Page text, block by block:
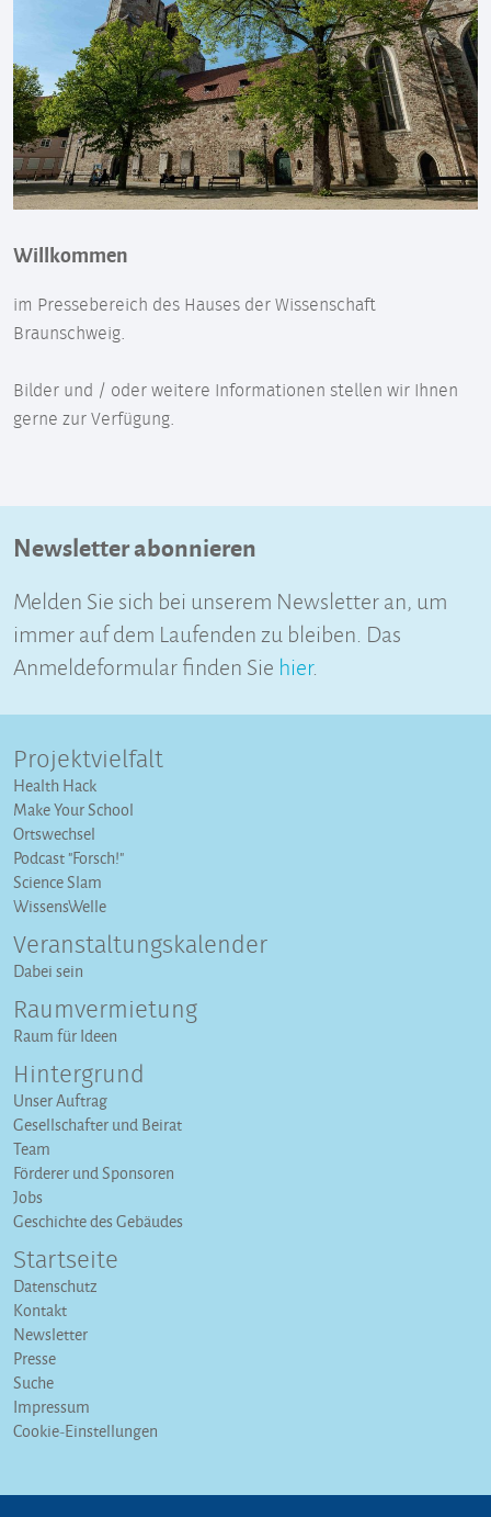
Willkommen
im Pressebereich des Hauses der Wissenschaft
Braunschweig.
Bilder und / oder weitere Informationen stellen wir Ihnen
gerne zur Verfügung.
Newsletter abonnieren
Melden Sie sich bei unserem Newsletter an, um
immer auf dem Laufenden zu bleiben. Das
Anmeldeformular finden Sie hier.
Projektvielfalt
Health Hack
Make Your School
Ortswechsel
Podcast "Forsch!"
Science Slam
WissensWelle
Veranstaltungs­kalender
Dabei sein
Raumvermietung
Raum für Ideen
Hintergrund
Unser Auftrag
Gesellschafter und Beirat
Team
Förderer und Sponsoren
Jobs
Geschichte des Gebäudes
Startseite
Datenschutz
Kontakt
Newsletter
Presse
Suche
Impressum
Cookie-Einstellungen